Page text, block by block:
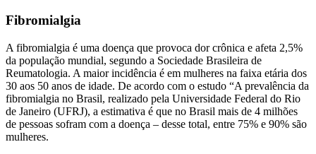
Fibromialgia
A fibromialgia é uma doença que provoca dor crônica e afeta 2,5%
da população mundial, segundo a Sociedade Brasileira de
Reumatologia. A maior incidência é em mulheres na faixa etária dos
30 aos 50 anos de idade. De acordo com o estudo “A prevalência da
fibromialgia no Brasil, realizado pela Universidade Federal do Rio
de Janeiro (UFRJ), a estimativa é que no Brasil mais de 4 milhões
de pessoas sofram com a doença – desse total, entre 75% e 90% são
mulheres.